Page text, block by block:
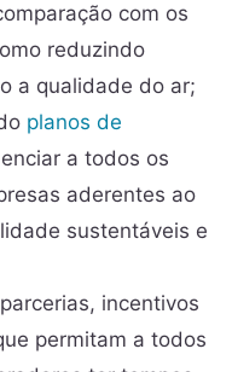
com os
reduzindo
a qualidade do ar;
planos de
a todos os
aderentes ao
sustentáveis e
incentivos
permitam a todos